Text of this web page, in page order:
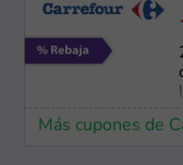
Más cupones de